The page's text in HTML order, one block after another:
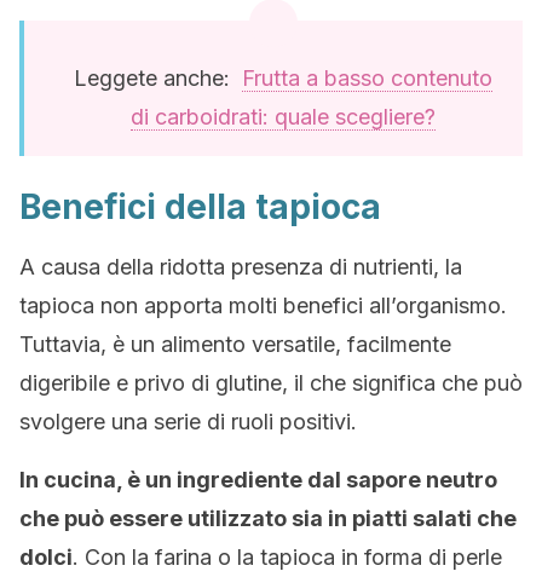
Leggete anche: Frutta a basso contenuto
di carboidrati: quale scegliere?
Benefici della tapioca
A causa della ridotta presenza di nutrienti, la
tapioca non apporta molti benefici all’organismo.
Tuttavia, è un alimento versatile, facilmente
digeribile e privo di glutine, il che significa che può
svolgere una serie di ruoli positivi.
In cucina, è un ingrediente dal sapore neutro
che può essere utilizzato sia in piatti salati che
dolci. Con la farina o la tapioca in forma di perle